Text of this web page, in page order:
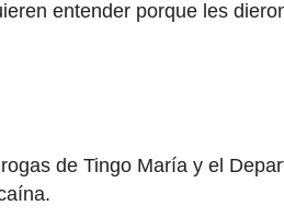
entender porque les
de Tingo María y el